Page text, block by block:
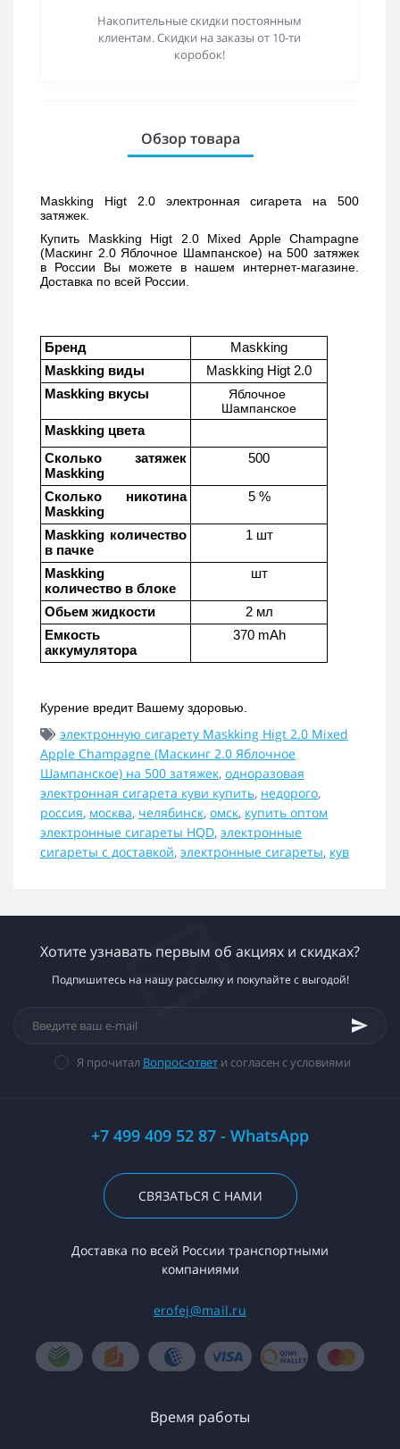
Накопительные скидки постоянным
клиентам. Скидки на заказы от 10-ти
коробок!
Обзор товара
Maskking Higt 2.0 электронная сигарета на 500
затяжек.
Купить Maskking Higt 2.0 Mixed Apple Champagne
(Маскинг 2.0 Яблочное Шампанское) на 500 затяжек
в России Вы можете в нашем интернет-магазине.
Доставка по всей России.
Бренд
Maskking
Maskking виды
Maskking Higt 2.0
Maskking вкусы
Яблочное
Шампанское
Maskking цвета
Сколько затяжек
Maskking
500
Сколько никотина
Maskking
5 %
Maskking количество
в пачке
1 шт
Maskking
количество в блоке
шт
Обьем жидкости
2 мл
Емкость
аккумулятора
370 mAh
Курение вредит Вашему здоровью.
электронную сигарету Maskking Higt 2.0 Mixed
Apple Champagne (Маскинг 2.0 Яблочное
Шампанское) на 500 затяжек, одноразовая
электронная сигарета куви купить, недорого,
россия, москва, челябинск, омск, купить оптом
электронные сигареты HQD, электронные
сигареты с доставкой, электронные сигареты, кув
Хотите узнавать первым об акциях и скидках?
Подпишитесь на нашу рассылку и покупайте с выгодой!
Я прочитал Вопрос-ответи согласен с условиями
+7 499 409 52 87 - WhatsApp
СВЯЗАТЬСЯ С НАМИ
Доставка по всей России транспортными
компаниями
erofej@mail.ru
Время работы